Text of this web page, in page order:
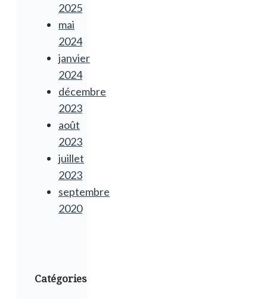
2025
mai
2024
janvier
2024
décembre
2023
août
2023
juillet
2023
septembre
2020
Catégories